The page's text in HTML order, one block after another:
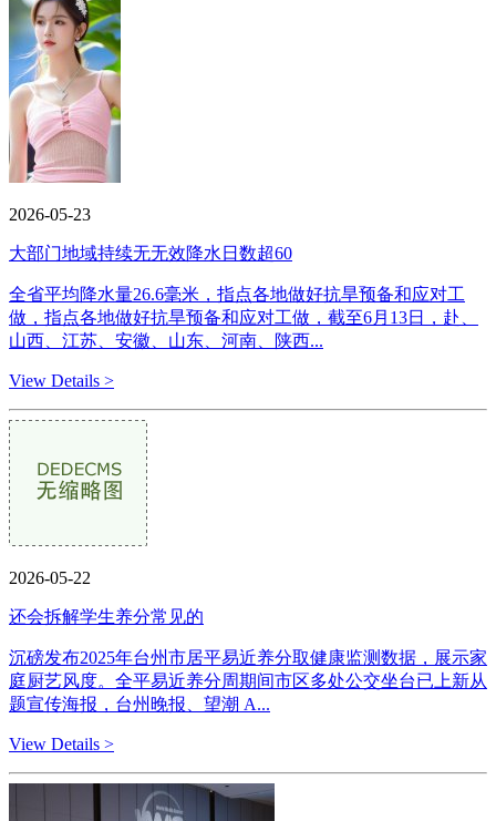
2026-05-23
大部门地域持续无无效降水日数超60
全省平均降水量26.6毫米，指点各地做好抗旱预备和应对工
做，指点各地做好抗旱预备和应对工做，截至6月13日，赴、
山西、江苏、安徽、山东、河南、陕西...
View Details >
2026-05-22
还会拆解学生养分常见的
沉磅发布2025年台州市居平易近养分取健康监测数据，展示家
庭厨艺风度。全平易近养分周期间市区多处公交坐台已上新从
题宣传海报，台州晚报、望潮 A...
View Details >